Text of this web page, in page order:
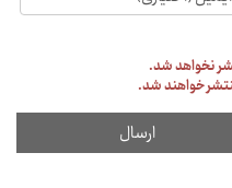
نخواهد شد.
خواهند شد.